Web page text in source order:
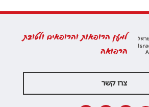
למען הרופאות והרופאים ולטובת
הרפואה
צרו קשר